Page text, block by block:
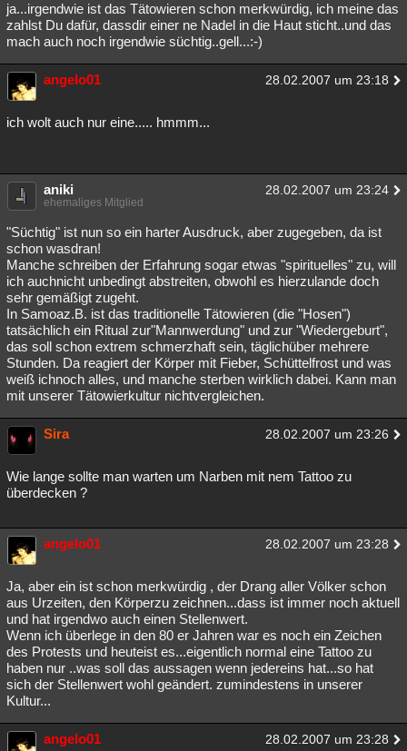
ja...irgendwie ist das Tätowieren schon merkwürdig, ich meine das
zahlst Du dafür, dassdir einer ne Nadel in die Haut sticht..und das
mach auch noch irgendwie süchtig..gell...:-)
angelo01 28.02.2007 um 23:18
ich wolt auch nur eine..... hmmm...
aniki 28.02.2007 um 23:24
ehemaliges Mitglied
"Süchtig" ist nun so ein harter Ausdruck, aber zugegeben, da ist
schon wasdran!
Manche schreiben der Erfahrung sogar etwas "spirituelles" zu, will
ich auchnicht unbedingt abstreiten, obwohl es hierzulande doch
sehr gemäßigt zugeht.
In Samoaz.B. ist das traditionelle Tätowieren (die "Hosen")
tatsächlich ein Ritual zur"Mannwerdung" und zur "Wiedergeburt",
das soll schon extrem schmerzhaft sein, täglichüber mehrere
Stunden. Da reagiert der Körper mit Fieber, Schüttelfrost und was
weiß ichnoch alles, und manche sterben wirklich dabei. Kann man
mit unserer Tätowierkultur nichtvergleichen.
Sira 28.02.2007 um 23:26
Wie lange sollte man warten um Narben mit nem Tattoo zu
überdecken ?
angelo01 28.02.2007 um 23:28
Ja, aber ein ist schon merkwürdig , der Drang aller Völker schon
aus Urzeiten, den Körperzu zeichnen...dass ist immer noch aktuell
und hat irgendwo auch einen Stellenwert.
Wenn ich überlege in den 80 er Jahren war es noch ein Zeichen
des Protests und heuteist es...eigentlich normal eine Tattoo zu
haben nur ..was soll das aussagen wenn jedereins hat...so hat
sich der Stellenwert wohl geändert. zumindestens in unserer
Kultur...
angelo01 28.02.2007 um 23:28